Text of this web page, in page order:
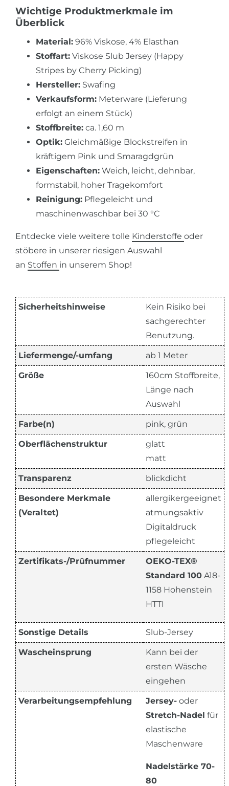
Wichtige Produktmerkmale im
Überblick
Material: 96% Viskose, 4% Elasthan
Stoffart: Viskose Slub Jersey (Happy
Stripes by Cherry Picking)
Hersteller: Swafing
Verkaufsform: Meterware (Lieferung
erfolgt an einem Stück)
Stoffbreite: ca. 1,60 m
Optik: Gleichmäßige Blockstreifen in
kräftigem Pink und Smaragdgrün
Eigenschaften: Weich, leicht, dehnbar,
formstabil, hoher Tragekomfort
Reinigung: Pflegeleicht und
maschinenwaschbar bei 30 °C
Entdecke viele weitere tolle Kinderstoffe oder
stöbere in unserer riesigen Auswahl
an Stoffen in unserem Shop!
Sicherheitshinweise
Kein Risiko bei
sachgerechter
Benutzung.
Liefermenge/-umfang ab 1 Meter
Größe
160cm Stoffbreite,
Länge nach
Auswahl
Farbe(n) pink, grün
Oberflächenstruktur
glatt
matt
Transparenz blickdicht
Besondere Merkmale
(Veraltet)
allergikergeeignet
atmungsaktiv
Digitaldruck
pflegeleicht
Zertifikats-/Prüfnummer
OEKO-TEX®
Standard 100 A18-
1158 Hohenstein
HTTI
Sonstige Details Slub-Jersey
Wascheinsprung
Kann bei der
ersten Wäsche
eingehen
Verarbeitungsempfehlung Jersey- oder
Stretch-Nadel für
elastische
Maschenware
Nadelstärke 70-
80